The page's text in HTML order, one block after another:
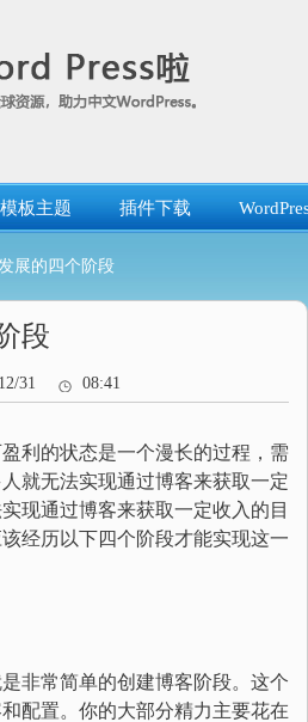
模板主题 插件下载
展的四个阶段
段
31 08:41
利的状态是一个漫长的过程，需
就无法实现通过博客来获取一定
现通过博客来获取一定收入的目
经历以下四个阶段才能实现这一
非常简单的创建博客阶段。这个
配置。你的大部分精力主要花在